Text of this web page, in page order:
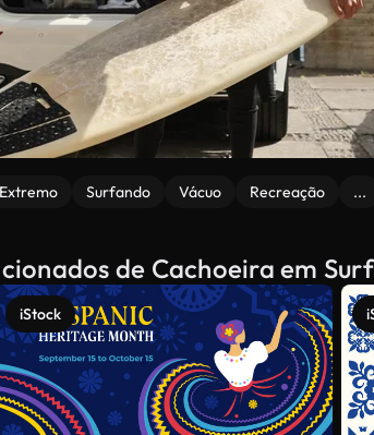
Extremo Surfando Vácuo Recreação ...
de Cachoeira em
iStock